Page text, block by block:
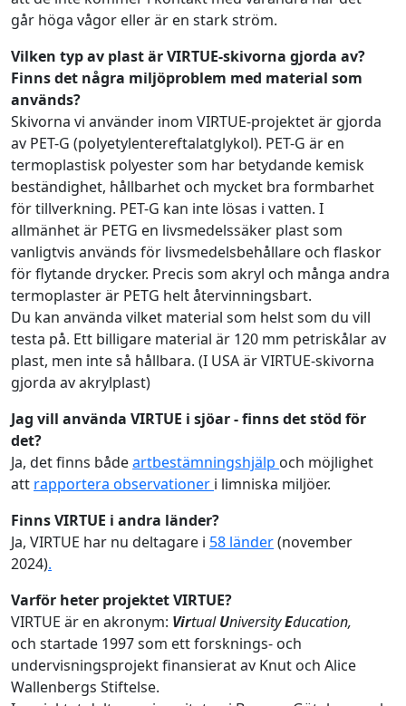
går höga vågor eller är en stark ström.
Vilken typ av plast är VIRTUE-skivorna gjorda av?
Finns det några miljöproblem med material som
används?
Skivorna vi använder inom VIRTUE-projektet är gjorda
av PET-G (polyetylentereftalatglykol). PET-G är en
termoplastisk polyester som har betydande kemisk
beständighet, hållbarhet och mycket bra formbarhet
för tillverkning. PET-G kan inte lösas i vatten. I
allmänhet är PETG en livsmedelssäker plast som
vanligtvis används för livsmedelsbehållare och flaskor
för flytande drycker. Precis som akryl och många andra
termoplaster är PETG helt återvinningsbart.
Du kan använda vilket material som helst som du vill
testa på. Ett billigare material är 120 mm petriskålar av
plast, men inte så hållbara. (I USA är VIRTUE-skivorna
gjorda av akrylplast)
Jag vill använda VIRTUE i sjöar - finns det stöd för
det?
Ja, det finns bådeartbestämningshjälp och möjlighet
att rapportera observationer i limniska miljöer.
Finns VIRTUE i andra länder?
Ja, VIRTUE har nu deltagare i 58 länder(november
2024).
Varför heter projektet VIRTUE?
VIRTUE är en akronym: VirtualUniversityEducation,
och startade 1997 som ett forsknings- och
undervisningsprojekt finansierat av Knut och Alice
Wallenbergs Stiftelse.